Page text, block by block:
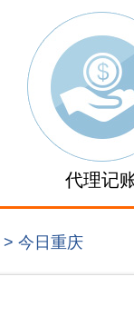
代理记
> 今日重庆